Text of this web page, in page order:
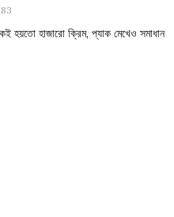
হয়তো হাজারো ক্রিম, প্যাক মেখেও সমাধান